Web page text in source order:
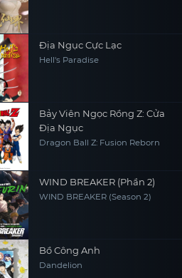
Địa Ngục Cực Lạc
Hell's Paradise
Bảy Viên Ngọc Rồng Z: Cửa
Địa Ngục
Dragon Ball Z: Fusion Reborn
WIND BREAKER (Phần 2)
WIND BREAKER (Season 2)
Bồ Công Anh
Dandelion